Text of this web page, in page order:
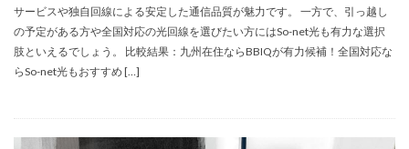
サービスや独自回線による安定した通信品質が魅力です。 一方で、引っ越し
の予定がある方や全国対応の光回線を選びたい方にはSo-net光も有力な選択
肢といえるでしょう。 比較結果：九州在住ならBBIQが有力候補！全国対応な
らSo-net光もおすすめ […]